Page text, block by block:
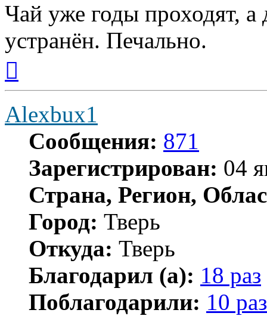
Чай уже годы проходят, а
устранён. Печально.
началу
Alexbux1
Сообщения: 871
Зарегистрирован: 04
Страна, Регион,
Город: Тверь
Откуда: Тверь
Благодарил (а): 18 раз
Поблагодарили: 10 раз